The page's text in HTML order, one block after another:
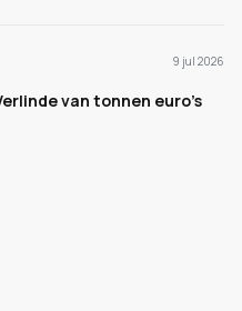
9 jul 2026
van tonnen euro's